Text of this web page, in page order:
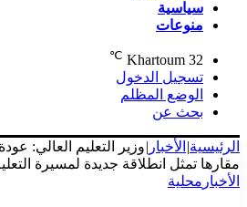
سياسية
منوعات
Khartoum 32
℃
تسجيل الدخول
الوضع المظلم
بحث عن
الرئيسية| الأخبار |وزير التعليم العالي:
مقارها تمثل انطلاقة جديدة لمسيرة
الأخبار محلية